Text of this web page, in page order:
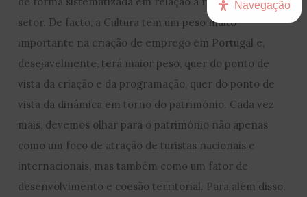
setor. De facto, a Cultura tem um peso muito
importante na criação de emprego em Portugal e,
desejavelmente, terá maior peso, quer do ponto de
vista da criação e da programação, quer do ponto de
vista da dinâmica em torno do património. Cada vez
mais, devemos olhar para o património não apenas
como um foco de atração de turistas nacionais e
internacionais, mas também como um fator de
desenvolvimento e coesão territorial. Para além disso,
Navegação